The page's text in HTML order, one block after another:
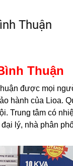
Thuận
Thuận
được mọi
hành của Lioa.
Trung tâm có
lý, nhà phân